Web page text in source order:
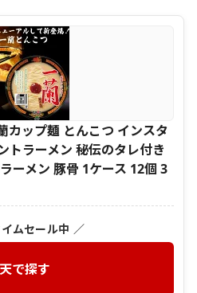
カップ麺 とんこつ インスタ
トラーメン 秘伝のタレ付き
ーメン 豚骨 1ケース 12個 3
ムセール中 ／
で探す